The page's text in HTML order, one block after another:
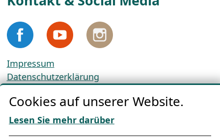
Impressum
Datenschutzerklärung
AGBs
Download „Nordic Tango“
Cookies auf unserer Website.
Lesen Sie mehr darüber